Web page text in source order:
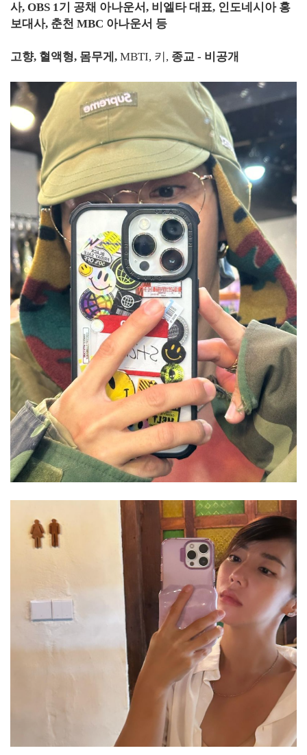
사, OBS 1기 공채 아나운서, 비엘타 대표, 인도네시아 홍
보대사, 춘천 MBC 아나운서 등
고향, 혈액형, 몸무게, MBTI, 키, 종교 - 비공개